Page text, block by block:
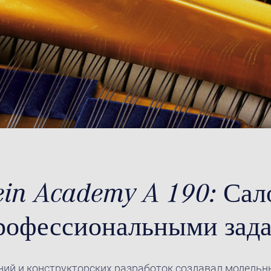
Academy A 190:
и конструкторских разработок создавал